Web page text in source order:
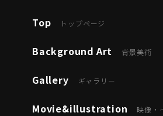
Top トップページ
Background Art 背景美術
Gallery ギャラリー
Movie&illustration 映像・